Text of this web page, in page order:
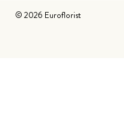
© 2026 Euroflorist